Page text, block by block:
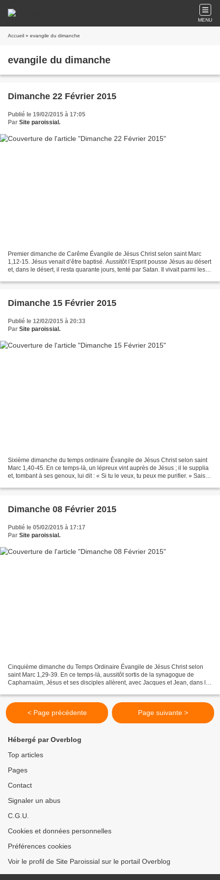
MENU
Accueil » evangile du dimanche
evangile du dimanche
Dimanche 22 Février 2015
Publié le 19/02/2015 à 17:05
Par Site paroissial.
Premier dimanche de Carême Évangile de Jésus Christ selon saint Marc
1,12-15. Jésus venait d’être baptisé. Aussitôt l’Esprit pousse Jésus au désert
et, dans le désert, il resta quarante jours, tenté par Satan. Il vivait parmi les
Dimanche 15 Février 2015
Publié le 12/02/2015 à 20:33
Par Site paroissial.
Sixième dimanche du temps ordinaire Évangile de Jésus Christ selon saint
Marc 1,40-45. En ce temps-là, un lépreux vint auprès de Jésus ; il le supplia
et, tombant à ses genoux, lui dit : « Si tu le veux, tu peux me purifier. » Saisi
Dimanche 08 Février 2015
Publié le 05/02/2015 à 17:17
Par Site paroissial.
Cinquième dimanche du Temps Ordinaire Évangile de Jésus Christ selon
saint Marc 1,29-39. En ce temps-là, aussitôt sortis de la synagogue de
Capharnaüm, Jésus et ses disciples allèrent, avec Jacques et Jean, dans la
< Page précédente Page suivante >
Hébergé par Overblog
Top articles
Pages
Contact
Signaler un abus
C.G.U.
Cookies et données personnelles
Préférences cookies
Voir le profil de Site Paroissial sur le portail Overblog